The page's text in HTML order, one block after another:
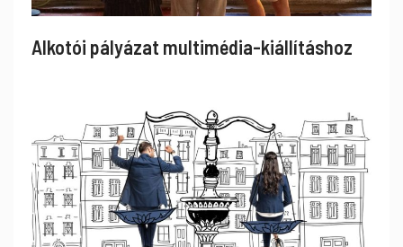
Alkotói pályázat multimédia-kiállításhoz